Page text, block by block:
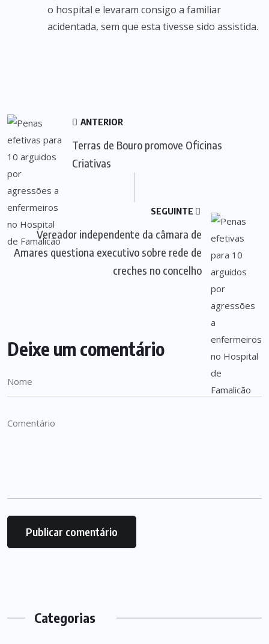
o hospital e levaram consigo a familiar
acidentada, sem que esta tivesse sido assistida.
ANTERIOR
Terras de Bouro promove Oficinas
Criativas
SEGUINTE
Vereador independente da câmara de
Amares questiona executivo sobre rede de
creches no concelho
Deixe um comentário
Categorias